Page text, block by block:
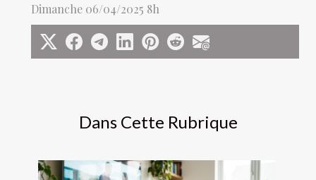
Dans Cette Rubrique
Dimanche 06/04/2025 8h